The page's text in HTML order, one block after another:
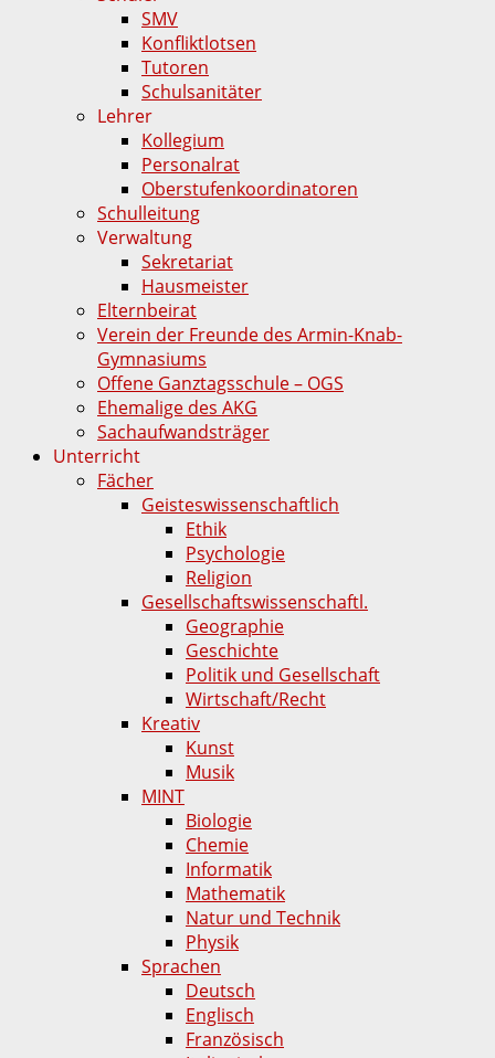
SMV
Konfliktlotsen
Tutoren
Schulsanitäter
Lehrer
Kollegium
Personalrat
Oberstufenkoordinatoren
Schulleitung
Verwaltung
Sekretariat
Hausmeister
Elternbeirat
Verein der Freunde des Armin-Knab-
Gymnasiums
Offene Ganztagsschule – OGS
Ehemalige des AKG
Sachaufwandsträger
Unterricht
Fächer
Geisteswissenschaftlich
Ethik
Psychologie
Religion
Gesellschaftswissenschaftl.
Geographie
Geschichte
Politik und Gesellschaft
Wirtschaft/Recht
Kreativ
Kunst
Musik
MINT
Biologie
Chemie
Informatik
Mathematik
Natur und Technik
Physik
Sprachen
Deutsch
Englisch
Französisch